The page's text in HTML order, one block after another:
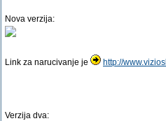
Nova verzija:
Link za narucivanje je http://
Verzija dva: